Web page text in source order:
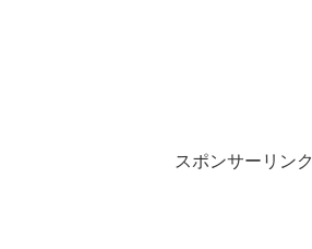
スポンサーリンク